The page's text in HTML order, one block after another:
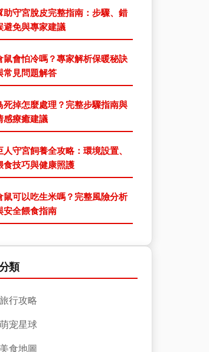
助守宮脫皮完整指南：步驟、錯
避免與專家建議
鼠會怕冷嗎？專家解析保暖秘訣
常見問題解答
死掉怎麼處理？完整步驟指南與
感療癒建議
人守宮飼養全攻略：環境設置、
食技巧與健康照護
鼠可以吃生米嗎？完整風險分析
安全餵食指南
類
旅行攻略
萌宠星球
美食地圖